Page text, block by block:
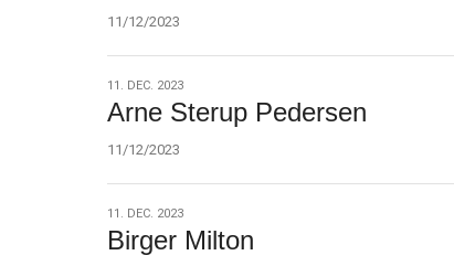
11/12/2023
11.
dec.
11. DEC. 2023
Arne Sterup Pedersen
11/12/2023
11.
dec.
11. DEC. 2023
Birger Milton